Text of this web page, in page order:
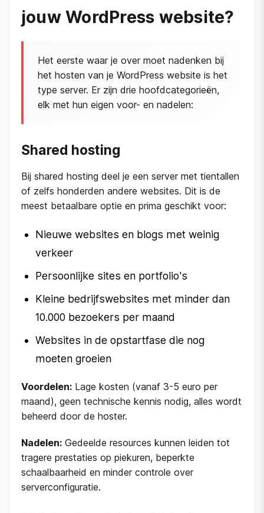
jouw WordPress website?
Het eerste waar je over moet nadenken bij
het hosten van je WordPress website is het
type server. Er zijn drie hoofdcategorieën,
elk met hun eigen voor- en nadelen:
Shared hosting
Bij shared hosting deel je een server met tientallen
of zelfs honderden andere websites. Dit is de
meest betaalbare optie en prima geschikt voor:
Nieuwe websites en blogs met weinig
verkeer
Persoonlijke sites en portfolio's
Kleine bedrijfswebsites met minder dan
10.000 bezoekers per maand
Websites in de opstartfase die nog
moeten groeien
Voordelen: Lage kosten (vanaf 3-5 euro per
maand), geen technische kennis nodig, alles wordt
beheerd door de hoster.
Nadelen: Gedeelde resources kunnen leiden tot
tragere prestaties op piekuren, beperkte
schaalbaarheid en minder controle over
serverconfiguratie.